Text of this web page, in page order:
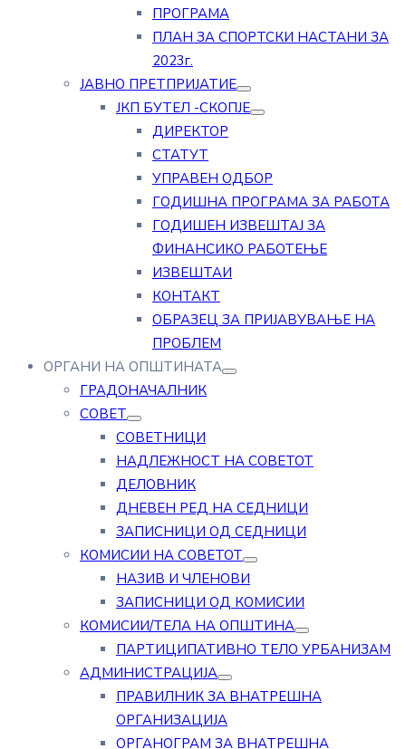
ПРОГРАМА
ПЛАН ЗА СПОРТСКИ НАСТАНИ ЗА
2023г.
ЈАВНО ПРЕТПРИЈАТИЕ
ЈКП БУТЕЛ -СКОПЈЕ
ДИРЕКТОР
СТАТУТ
УПРАВЕН ОДБОР
ГОДИШНА ПРОГРАМА ЗА РАБОТА
ГОДИШЕН ИЗВЕШТАЈ ЗА
ФИНАНСИКО РАБОТЕЊЕ
ИЗВЕШТАИ
КОНТАКТ
ОБРАЗЕЦ ЗА ПРИЈАВУВАЊЕ НА
ПРОБЛЕМ
ОРГАНИ НА ОПШТИНАТА
ГРАДОНАЧАЛНИК
СОВЕТ
СОВЕТНИЦИ
НАДЛЕЖНОСТ НА СОВЕТОТ
ДЕЛОВНИК
ДНЕВЕН РЕД НА СЕДНИЦИ
ЗАПИСНИЦИ ОД СЕДНИЦИ
КОМИСИИ НА СОВЕТОТ
НАЗИВ И ЧЛЕНОВИ
ЗАПИСНИЦИ ОД КОМИСИИ
КОМИСИИ/ТЕЛА НА ОПШТИНА
ПАРТИЦИПАТИВНО ТЕЛО УРБАНИЗАМ
АДМИНИСТРАЦИЈА
ПРАВИЛНИК ЗА ВНАТРЕШНА
ОРГАНИЗАЦИЈА
ОРГАНОГРАМ ЗА ВНАТРЕШНА